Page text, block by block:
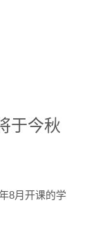
于今秋
8月开课的学